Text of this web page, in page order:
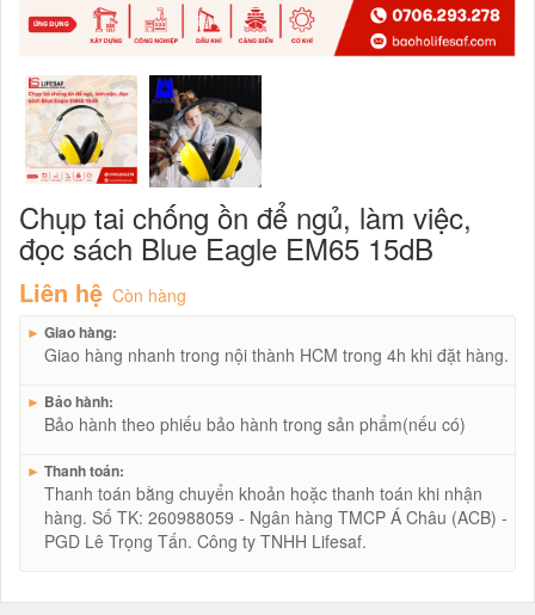
Chụp tai chống ồn để ngủ, làm việc,
đọc sách Blue Eagle EM65 15dB
Liên hệ Còn hàng
► Giao hàng:
Giao hàng nhanh trong nội thành HCM trong 4h khi đặt hàng.
► Bảo hành:
Bảo hành theo phiếu bảo hành trong sản phẩm(nếu có)
► Thanh toán:
Thanh toán bằng chuyển khoản hoặc thanh toán khi nhận
hàng. Số TK: 260988059 - Ngân hàng TMCP Á Châu (ACB) -
PGD Lê Trọng Tấn. Công ty TNHH Lifesaf.